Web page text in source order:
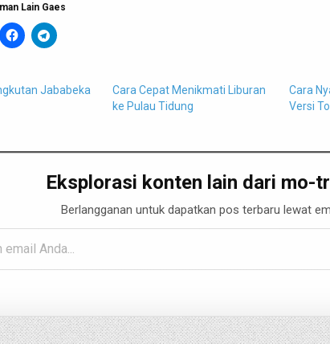
Lain Gaes
Jababeka
Cara Cepat Menikmati Liburan
ke Pulau Tidung
Cara
Versi
Eksplorasi konten lain dari mo-
Berlangganan untuk dapatkan pos terbaru lewat